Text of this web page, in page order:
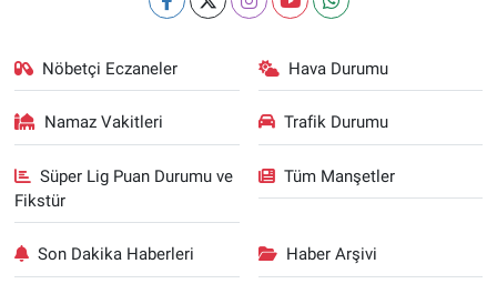
Nöbetçi Eczaneler Hava Durumu
Namaz Vakitleri Trafik Durumu
Süper Lig Puan Durumu ve
Fikstür
Tüm Manşetler
Son Dakika Haberleri Haber Arşivi